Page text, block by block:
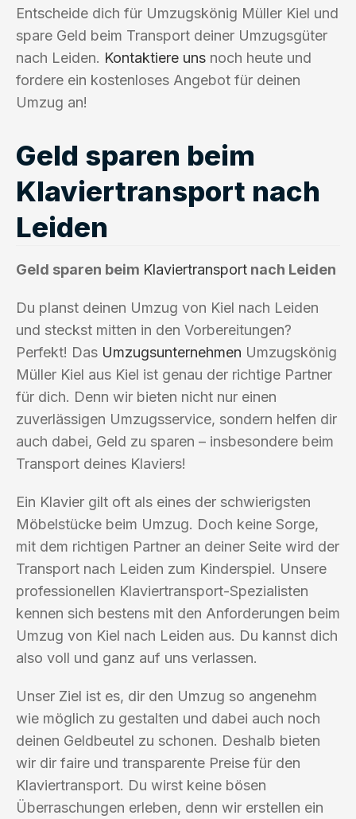
Entscheide dich für Umzugskönig Müller Kiel und
spare Geld beim Transport deiner Umzugsgüter
nach Leiden. Kontaktiere uns noch heute und
fordere ein kostenloses Angebot für deinen
Umzug an!
Geld sparen beim
Klaviertransport nach
Leiden
Geld sparen beim Klaviertransport nach Leiden
Du planst deinen Umzug von Kiel nach Leiden
und steckst mitten in den Vorbereitungen?
Perfekt! Das Umzugsunternehmen Umzugskönig
Müller Kiel aus Kiel ist genau der richtige Partner
für dich. Denn wir bieten nicht nur einen
zuverlässigen Umzugsservice, sondern helfen dir
auch dabei, Geld zu sparen – insbesondere beim
Transport deines Klaviers!
Ein Klavier gilt oft als eines der schwierigsten
Möbelstücke beim Umzug. Doch keine Sorge,
mit dem richtigen Partner an deiner Seite wird der
Transport nach Leiden zum Kinderspiel. Unsere
professionellen Klaviertransport-Spezialisten
kennen sich bestens mit den Anforderungen beim
Umzug von Kiel nach Leiden aus. Du kannst dich
also voll und ganz auf uns verlassen.
Unser Ziel ist es, dir den Umzug so angenehm
wie möglich zu gestalten und dabei auch noch
deinen Geldbeutel zu schonen. Deshalb bieten
wir dir faire und transparente Preise für den
Klaviertransport. Du wirst keine bösen
Überraschungen erleben, denn wir erstellen ein